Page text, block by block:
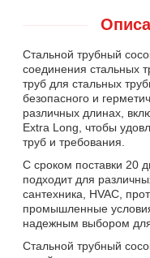
Стальной трубный
соединения стальных
труб для стальных
безопасного и
различных длинах,
Extra Long, чтобы
труб и требования.
С сроком поставки 20
подходит для
сантехника, HVAC,
промышленные
надежным выбором
Стальной трубный